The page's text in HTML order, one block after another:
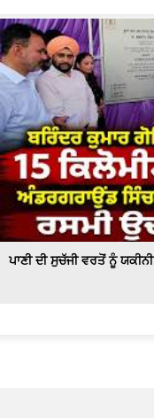
ਪਾਣੀ ਦੀ ਸੁਚੱਜੀ ਵਰਤੋਂ ਨੂੰ